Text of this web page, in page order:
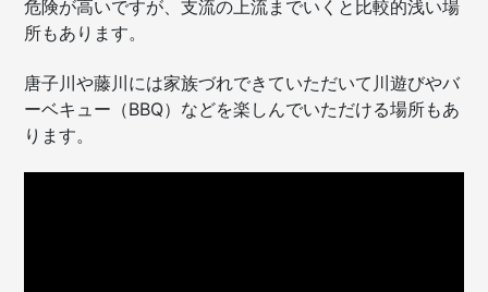
危険が高いですが、支流の上流までいくと比較的浅い場
所もあります。
唐子川や藤川には家族づれできていただいて川遊びやバ
ーベキュー（BBQ）などを楽しんでいただける場所もあ
ります。